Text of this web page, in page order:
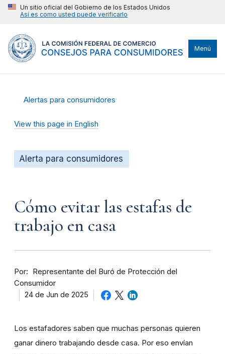
Un sitio oficial del Gobierno de los Estados Unidos
Así es como usted puede verificarlo
Menú
Alertas para consumidores
View this page in English
Alerta para consumidores
Cómo evitar las estafas de
trabajo en casa
Por
Representante del Buró de Protección del
Consumidor
24 de Jun de 2025
Los estafadores saben que muchas personas quieren
ganar dinero trabajando desde casa. Por eso envían